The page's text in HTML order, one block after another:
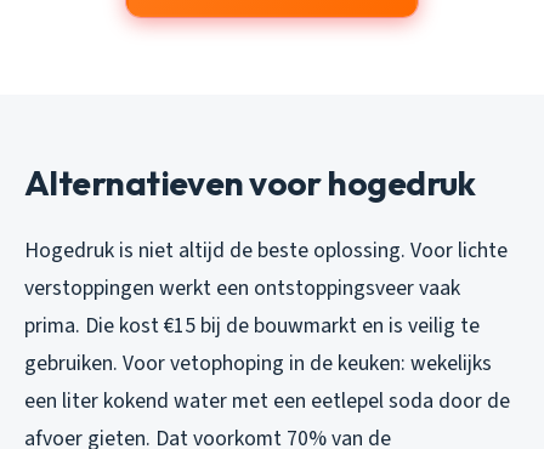
Alternatieven voor hogedruk
Hogedruk is niet altijd de beste oplossing. Voor lichte
verstoppingen werkt een ontstoppingsveer vaak
prima. Die kost €15 bij de bouwmarkt en is veilig te
gebruiken. Voor vetophoping in de keuken: wekelijks
een liter kokend water met een eetlepel soda door de
afvoer gieten. Dat voorkomt 70% van de